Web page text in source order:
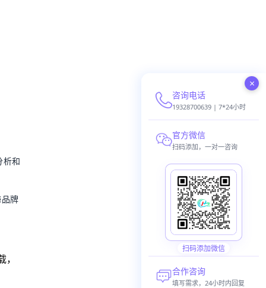
析和
牌
×
咨询电话
19328700639 | 7*24小时
官方微信
扫码添加，一对一咨询
扫码添加微信
合作咨询
填写需求，24小时内回复